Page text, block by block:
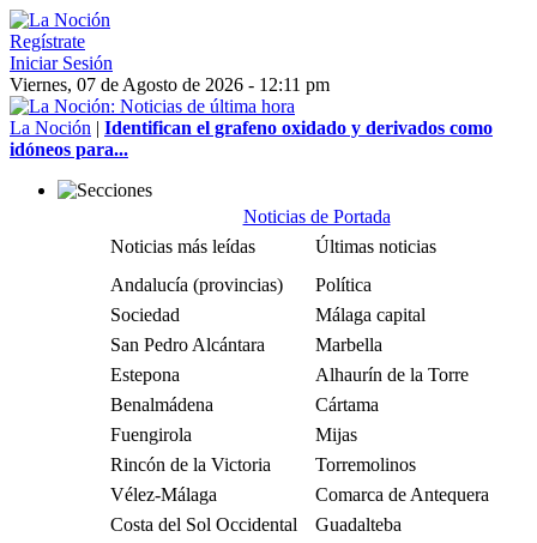
Regístrate
Iniciar Sesión
Viernes, 07 de Agosto de 2026 - 12:11 pm
La Noción | Identifican el grafeno oxidado y derivados como
idóneos para...
Noticias de Portada
Noticias más leídas
Últimas noticias
Andalucía (provincias)
Política
Sociedad
Málaga capital
San Pedro Alcántara
Marbella
Estepona
Alhaurín de la Torre
Benalmádena
Cártama
Fuengirola
Mijas
Rincón de la Victoria
Torremolinos
Vélez-Málaga
Comarca de Antequera
Costa del Sol Occidental
Guadalteba